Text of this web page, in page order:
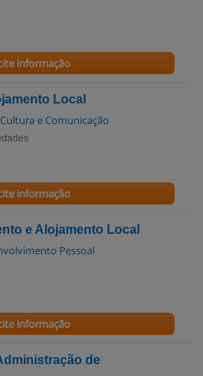
informação
Local
e Comunicação
informação
e Alojamento Local
Pessoal
informação
de